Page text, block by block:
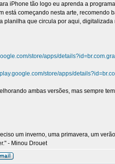
iPhone tão logo eu aprenda a
está começando nesta arte, recomendo
planilha que circula por aqui,
store/apps/
store/apps/
ambas versões, mas sempre
um inverno, uma primavera, um
- Minou Drouet